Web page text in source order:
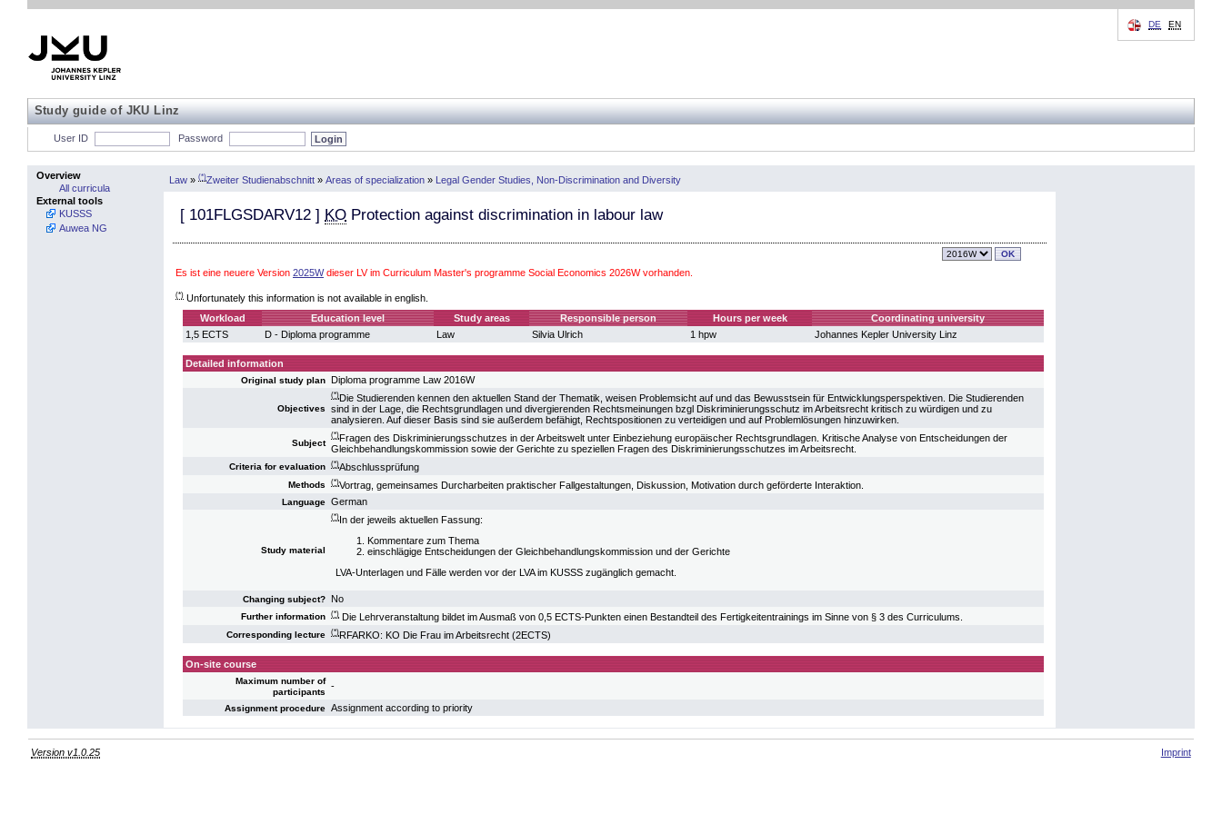
Study guide of JKU Linz
DE EN
User ID Password
Overview
All curricula
External tools
KUSSS
Auwea NG
Law » (*)Zweiter Studienabschnitt » Areas of specialization » Legal Gender Studies, Non-Discrimination and Diversity
[ 101FLGSDARV12 ] KO Protection against discrimination in labour law
Es ist eine neuere Version 2025Wdieser LV im Curriculum Master's programme Social Economics 2026W vorhanden.
(*) Unfortunately this information is not available in english.
Workload
Education level Study areas Responsible person Hours per week
Coordinating university
1,5 ECTS
D - Diploma programme Law Silvia Ulrich 1 hpw Johannes Kepler University Linz
Detailed information
Original study plan Diploma programme Law 2016W
Objectives
(*)Die Studierenden kennen den aktuellen Stand der Thematik, weisen Problemsicht auf und das Bewusstsein für Entwicklungsperspektiven. Die Studierenden
sind in der Lage, die Rechtsgrundlagen und divergierenden Rechtsmeinungen bzgl Diskriminierungsschutz im Arbeitsrecht kritisch zu würdigen und zu
analysieren. Auf dieser Basis sind sie außerdem befähigt, Rechtspositionen zu verteidigen und auf Problemlösungen hinzuwirken.
Subject
(*)Fragen des Diskriminierungsschutzes in der Arbeitswelt unter Einbeziehung europäischer Rechtsgrundlagen. Kritische Analyse von Entscheidungen der
Gleichbehandlungskommission sowie der Gerichte zu speziellen Fragen des Diskriminierungsschutzes im Arbeitsrecht.
Criteria for evaluation (*)Abschlussprüfung
Methods (*)Vortrag, gemeinsames Durcharbeiten praktischer Fallgestaltungen, Diskussion, Motivation durch geförderte Interaktion.
Language German
Study material
(*)In der jeweils aktuellen Fassung:
Kommentare zum Thema
einschlägige Entscheidungen der Gleichbehandlungskommission und der Gerichte
LVA-Unterlagen und Fälle werden vor der LVA im KUSSS zugänglich gemacht.
Changing subject? No
Further information (*) Die Lehrveranstaltung bildet im Ausmaß von 0,5 ECTS-Punkten einen Bestandteil des Fertigkeitentrainings im Sinne von § 3 des Curriculums.
Corresponding lecture (*)RFARKO: KO Die Frau im Arbeitsrecht (2ECTS)
On-site course
Maximum number of
participants
-
Assignment procedure Assignment according to priority
Version v1.0.25 Imprint